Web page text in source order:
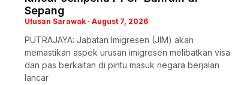
Sepang
Utusan Sarawak August 7, 2026
PUTRAJAYA: Jabatan Imigresen (JIM) akan
memastikan aspek urusan imigresen melibatkan visa
dan pas berkaitan di pintu masuk negara berjalan
lancar